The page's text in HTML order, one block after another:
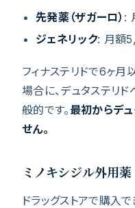
先発薬（ザガーロ） :
ジェネリック: 月額
フィナステリドで6ヶ
場合に、デュタステリ
般的です。 最初からデ
せん。
ミノキシジル外用
ドラッグストアで購入で